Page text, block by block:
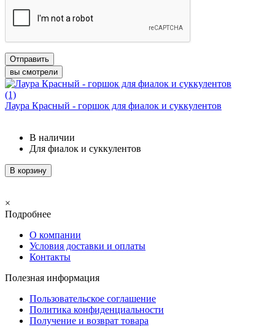
Отправить
вы смотрели
(1)
Лаура Красный - горшок для фиалок и суккулентов
В наличии
Для фиалок и суккулентов
В корзину
×
Подробнее
О компании
Условия доставки и оплаты
Контакты
Полезная информация
Пользовательское соглашение
Политика конфиденциальности
Получение и возврат товара